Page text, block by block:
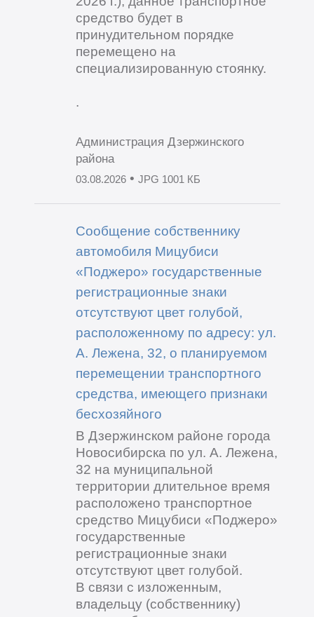
средство будет в
принудительном порядке
перемещено на
специализированную стоянку.
.
Администрация Дзержинского
района
03.08.2026• JPG 1001 КБ
Сообщение собственнику
автомобиля Мицубиси
«Поджеро» государственные
регистрационные знаки
отсутствуют цвет голубой,
расположенному по адресу: ул.
А. Лежена, 32, о планируемом
перемещении транспортного
средства, имеющего признаки
бесхозяйного
В Дзержинском районе города
Новосибирска по ул. А. Лежена,
32 на муниципальной
территории длительное время
расположено транспортное
средство Мицубиси «Поджеро»
государственные
регистрационные знаки
отсутствуют цвет голубой.
В связи с изложенным,
владельцу (собственнику)